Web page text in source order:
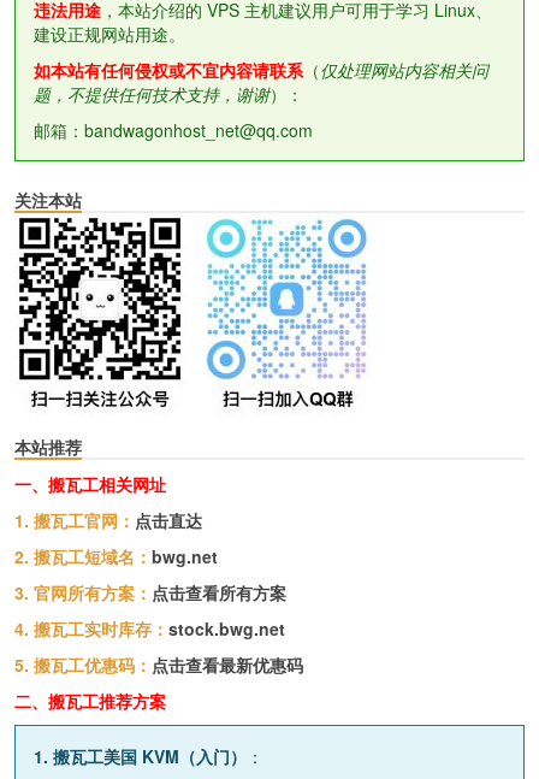
违法用途 ，本站介绍的 VPS 主机建议用户可用于学习 Linux、
建设正规网站用途。
如本站有任何侵权或不宜内容请联系（仅处理网站内容相关问
题，不提供任何技术支持，谢谢）：
邮箱：bandwagonhost_net@qq.com
关注本站
本站推荐
一、搬瓦工相关网址
1. 搬瓦工官网： 点击直达
2. 搬瓦工短域名： bwg.net
3. 官网所有方案： 点击查看所有方案
4. 搬瓦工实时库存： stock.bwg.net
5. 搬瓦工优惠码： 点击查看最新优惠码
二、搬瓦工推荐方案
1. 搬瓦工美国 KVM（入门） ：